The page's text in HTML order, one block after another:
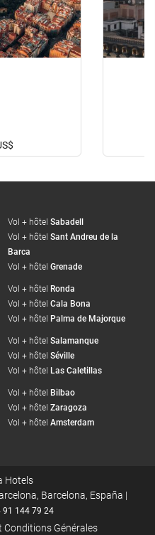
Vol + hôtel Sabadell
Vol + hôtel Sant Andreu de la
Barca
Vol + hôtel Grenade
Vol + hôtel Ronda
Vol + hôtel Cala Bona
Vol + hôtel Palma de Majorque
Vol + hôtel Salamanque
Vol + hôtel Séville
Vol + hôtel Las Caletillas
Vol + hôtel Bilbao
Vol + hôtel Zaragoza
Vol + hôtel Amsterdam
Hotels
Barcelona, España |
91 144 79 24
Conditions Générales